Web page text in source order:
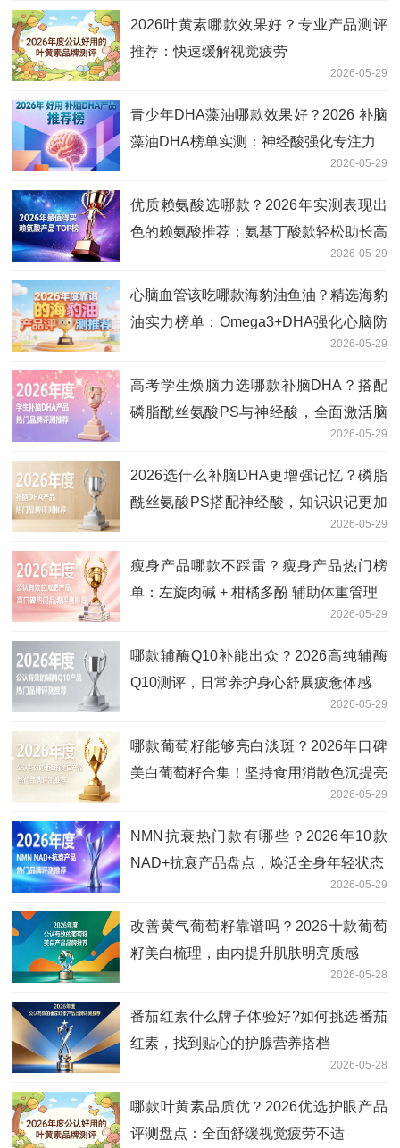
2026叶黄素哪款效果好？专业产品测评
推荐：快速缓解视觉疲劳
2026-05-29
青少年DHA藻油哪款效果好？2026 补脑
藻油DHA榜单实测：神经酸强化专注力
2026-05-29
优质赖氨酸选哪款？2026年实测表现出
色的赖氨酸推荐：氨基丁酸款轻松助长高
2026-05-29
心脑血管该吃哪款海豹油鱼油？精选海豹
油实力榜单：Omega3+DHA强化心脑防
2026-05-29
高考学生焕脑力选哪款补脑DHA？搭配
磷脂酰丝氨酸PS与神经酸，全面激活脑
2026-05-29
2026选什么补脑DHA更增强记忆？磷脂
酰丝氨酸PS搭配神经酸，知识识记更加
2026-05-29
瘦身产品哪款不踩雷？瘦身产品热门榜
单：左旋肉碱 + 柑橘多酚 辅助体重管理
2026-05-29
哪款辅酶Q10补能出众？2026高纯辅酶
Q10测评，日常养护身心舒展疲惫体感
2026-05-29
哪款葡萄籽能够亮白淡斑？2026年口碑
美白葡萄籽合集！坚持食用消散色沉提亮
2026-05-29
NMN抗衰热门款有哪些？2026年10款
NAD+抗衰产品盘点，焕活全身年轻状态
2026-05-29
改善黄气葡萄籽靠谱吗？2026十款葡萄
籽美白梳理，由内提升肌肤明亮质感
2026-05-28
番茄红素什么牌子体验好?如何挑选番茄
红素，找到贴心的护腺营养搭档
2026-05-28
哪款叶黄素品质优？2026优选护眼产品
评测盘点：全面舒缓视觉疲劳不适